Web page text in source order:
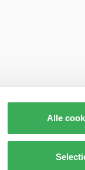
Alle